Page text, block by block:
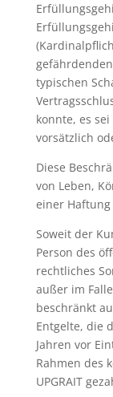
typischen
konnte, es
vorsätzlich
Diese
von Leben,
einer
Soweit der
Person des
rechtliches
außer im
beschränkt
Entgelte, die
Jahren vor
Rahmen des
UPGRAIT